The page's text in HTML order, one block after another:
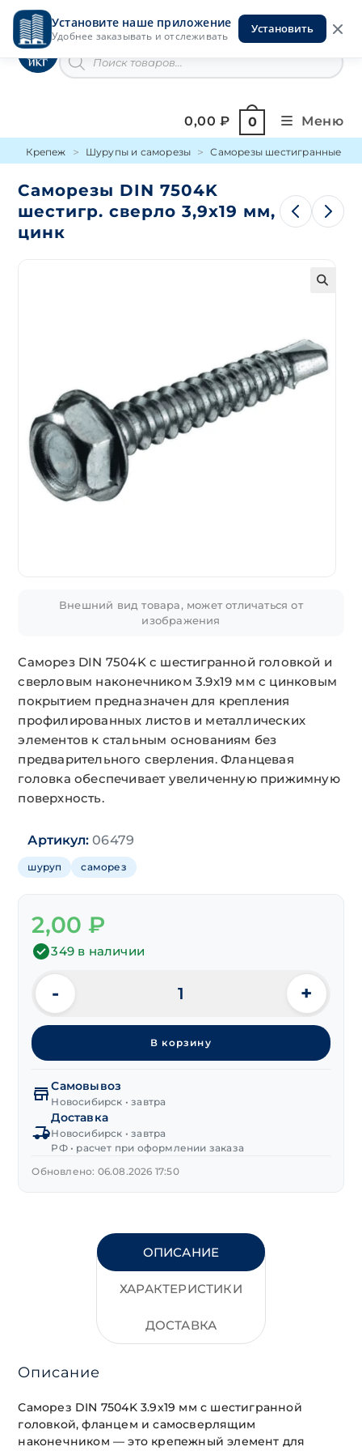
Установите наше приложение
Удобнее заказывать и отслеживать
Установить
Перейти
содержимомуИнструменты на Горской
товаров
0,00₽ 0 Меню
Крепеж Шурупы и саморезы Саморезы шестигранные
Саморезы DIN 7504K
шестигр. сверло 3,9х19 мм,
цинк
Внешний вид товара, может отличаться от
изображения
Саморез DIN 7504K с шестигранной головкой и
сверловым наконечником 3.9х19 мм с цинковым
покрытием предназначен для крепления
профилированных листов и металлических
элементов к стальным основаниям без
предварительного сверления. Фланцевая
головка обеспечивает увеличенную прижимную
поверхность.
Артикул: 06479
шуруп саморез
2,00₽
349 в наличии
Количество
товара
Саморезы
DIN 7504K
сверло
3,9х19 мм,
цинк
- +
В корзину
Самовывоз
Новосибирск • завтра
Доставка
Новосибирск • завтра
РФ • расчет при оформлении заказа
Обновлено: 06.08.2026 17:50
ОПИСАНИЕ
ХАРАКТЕРИСТИКИ
ДОСТАВКА
Описание
Саморез DIN 7504K 3.9х19 мм с шестигранной
головкой, фланцем и самосверлящим
наконечником — это крепежный элемент для